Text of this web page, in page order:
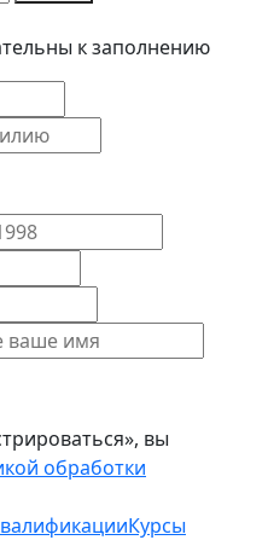
к заполнению
вы
обработки
Курсы